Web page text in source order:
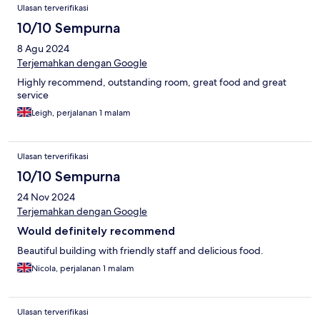
Ulasan terverifikasi
10/10 Sempurna
8 Agu 2024
Terjemahkan dengan Google
Highly recommend, outstanding room, great food and great
service
Leigh, perjalanan 1 malam
Ulasan terverifikasi
10/10 Sempurna
24 Nov 2024
Terjemahkan dengan Google
Would definitely recommend
Beautiful building with friendly staff and delicious food.
Nicola, perjalanan 1 malam
Ulasan terverifikasi